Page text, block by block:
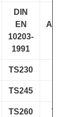
DIN
EN
10203-
1991
TS230
TS245
TS260